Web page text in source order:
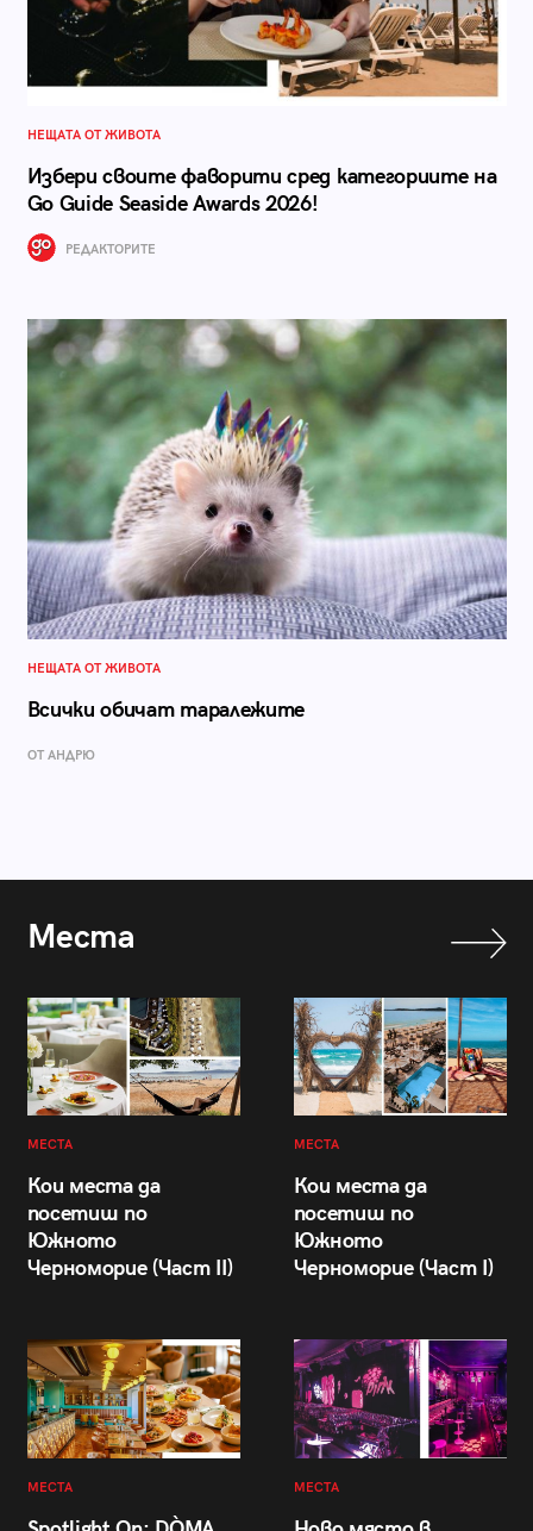
НЕЩАТА ОТ ЖИВОТА
Избери своите фаворити сред категориите на
Go Guide Seaside Awards 2026!
РЕДАКТОРИТЕ
НЕЩАТА ОТ ЖИВОТА
Всички обичат таралежите
ОТ АНДРЮ
Места
МЕСТА
Кои места да
посетиш по
Южното
Черноморие (Част II)
МЕСТА
Кои места да
посетиш по
Южното
Черноморие (Част I)
МЕСТА МЕСТА